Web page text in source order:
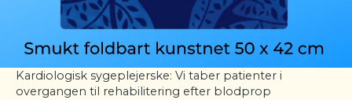
Kardiologisk sygeplejerske: Vi taber patienter i
overgangen til rehabilitering efter blodprop